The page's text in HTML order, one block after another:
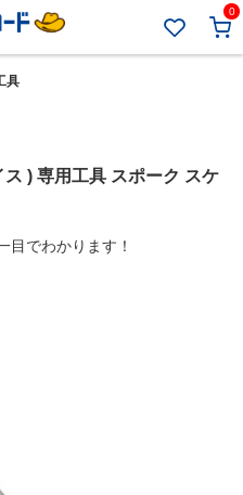
0
具
) 専用工具 スポーク スケ
目でわかります！